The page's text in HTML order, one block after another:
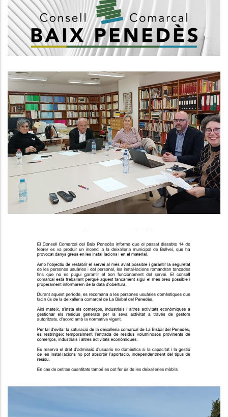
Ocupació
Reunió Anual De La Comissió De
Seguiment De L'Arxiu Comarcal
Del Baix Penedès
Altres
Restriccions Provisionals En El
Lliurament De Residus A La
Medi